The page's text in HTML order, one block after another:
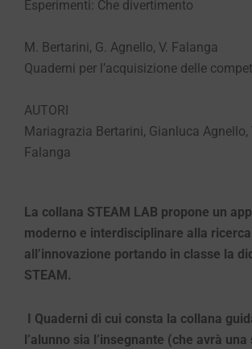
Esperimenti: Che divertimento
M. Bertarini, G. Agnello, V. Falanga
Quaderni per l’acquisizione delle
AUTORI
Mariagrazia Bertarini, Gianluca Agnello,
Falanga
La collana STEAM LAB propone un
moderno e interdisciplinare alla
all’innovazione portando in classe la
STEAM.
I Quaderni di cui consta la collana
l’alunno sia l’insegnante (che avrà una